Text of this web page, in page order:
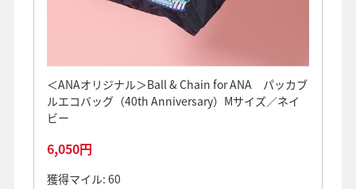
＜ANAオリジナル＞Ball & Chain for ANA パッカブ
ルエコバッグ（40th Anniversary）Mサイズ／ネイ
ビー
6,050円
獲得マイル: 60